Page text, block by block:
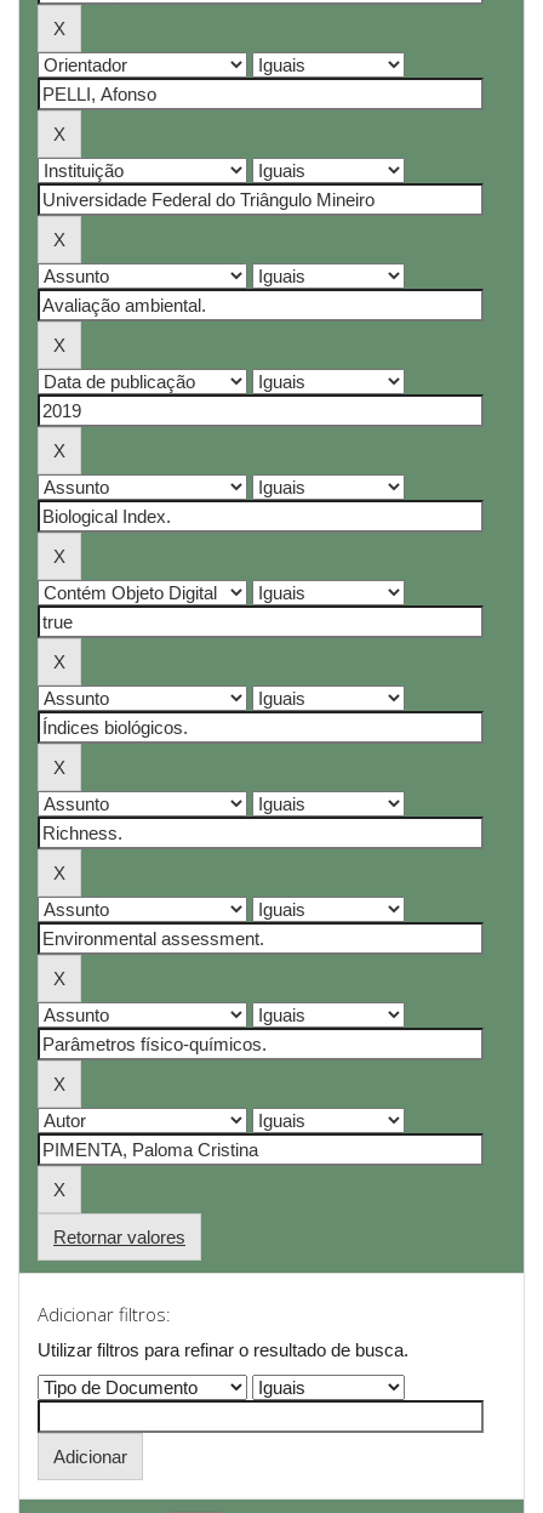
Retornar valores
Adicionar filtros:
Utilizar filtros para refinar o resultado de busca.